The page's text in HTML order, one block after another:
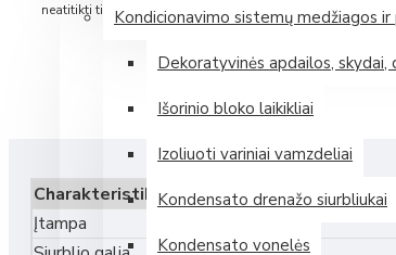
Mini rekuperatorius Zehnder ComfoAir 70
Mini rekuperatorius Zehnder ComfoSpot 50
Plokštelinis entalpinis rekuperatorius Zehnder
Plokštelinis entalpinis rekuperatorius Zehnder
Kondicionavimo sistemų medžiagos ir
Dekoratyvinės apdailos, skydai,
Išorinio bloko laikikliai
Izoliuoti variniai vamzdeliai
Kondensato drenažo siurbliukai
Kondensato vonelės
neatitikti tikrosios.
Charakteristikos
Įtampa